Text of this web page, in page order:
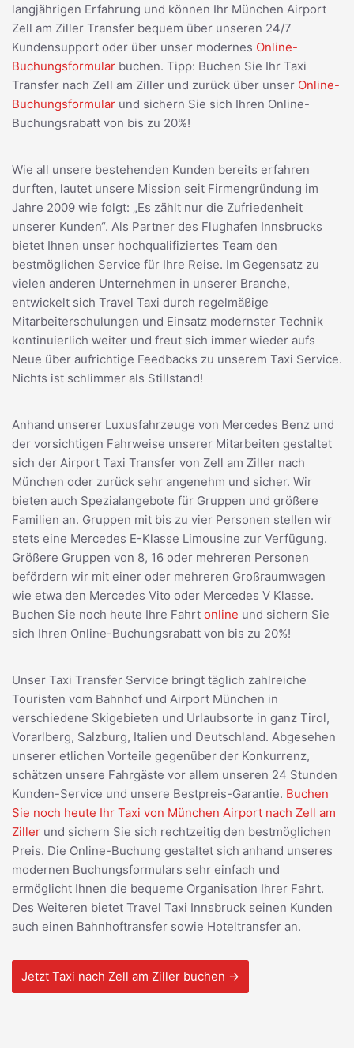
langjährigen Erfahrung und können Ihr München Airport
Zell am Ziller Transfer bequem über unseren 24/7
Kundensupport oder über unser modernes Online-
Buchungsformular buchen. Tipp: Buchen Sie Ihr Taxi
Transfer nach Zell am Ziller und zurück über unser Online-
Buchungsformular und sichern Sie sich Ihren Online-
Buchungsrabatt von bis zu 20%!
Wie all unsere bestehenden Kunden bereits erfahren
durften, lautet unsere Mission seit Firmengründung im
Jahre 2009 wie folgt: „Es zählt nur die Zufriedenheit
unserer Kunden“. Als Partner des Flughafen Innsbrucks
bietet Ihnen unser hochqualifiziertes Team den
bestmöglichen Service für Ihre Reise. Im Gegensatz zu
vielen anderen Unternehmen in unserer Branche,
entwickelt sich Travel Taxi durch regelmäßige
Mitarbeiterschulungen und Einsatz modernster Technik
kontinuierlich weiter und freut sich immer wieder aufs
Neue über aufrichtige Feedbacks zu unserem Taxi Service.
Nichts ist schlimmer als Stillstand!
Anhand unserer Luxusfahrzeuge von Mercedes Benz und
der vorsichtigen Fahrweise unserer Mitarbeiten gestaltet
sich der Airport Taxi Transfer von Zell am Ziller nach
München oder zurück sehr angenehm und sicher. Wir
bieten auch Spezialangebote für Gruppen und größere
Familien an. Gruppen mit bis zu vier Personen stellen wir
stets eine Mercedes E-Klasse Limousine zur Verfügung.
Größere Gruppen von 8, 16 oder mehreren Personen
befördern wir mit einer oder mehreren Großraumwagen
wie etwa den Mercedes Vito oder Mercedes V Klasse.
Buchen Sie noch heute Ihre Fahrt online und sichern Sie
sich Ihren Online-Buchungsrabatt von bis zu 20%!
Unser Taxi Transfer Service bringt täglich zahlreiche
Touristen vom Bahnhof und Airport München in
verschiedene Skigebieten und Urlaubsorte in ganz Tirol,
Vorarlberg, Salzburg, Italien und Deutschland. Abgesehen
unserer etlichen Vorteile gegenüber der Konkurrenz,
schätzen unsere Fahrgäste vor allem unseren 24 Stunden
Kunden-Service und unsere Bestpreis-Garantie. Buchen
Sie noch heute Ihr Taxi von München Airport nach Zell am
Ziller und sichern Sie sich rechtzeitig den bestmöglichen
Preis. Die Online-Buchung gestaltet sich anhand unseres
modernen Buchungsformulars sehr einfach und
ermöglicht Ihnen die bequeme Organisation Ihrer Fahrt.
Des Weiteren bietet Travel Taxi Innsbruck seinen Kunden
auch einen Bahnhoftransfer sowie Hoteltransfer an.
Jetzt Taxi nach Zell am Ziller buchen →